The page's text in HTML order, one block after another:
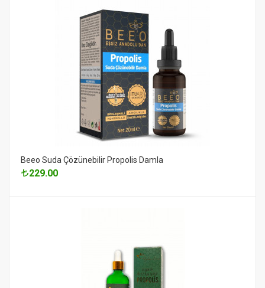
Beeo Suda Çözünebilir Propolis Damla
229.00